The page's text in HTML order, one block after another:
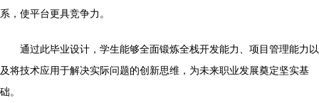
系，使平台更具竞争力。
通过此毕业设计，学生能够全面锻炼全栈开发能力、项目管理能力以
及将技术应用于解决实际问题的创新思维，为未来职业发展奠定坚实基
础。